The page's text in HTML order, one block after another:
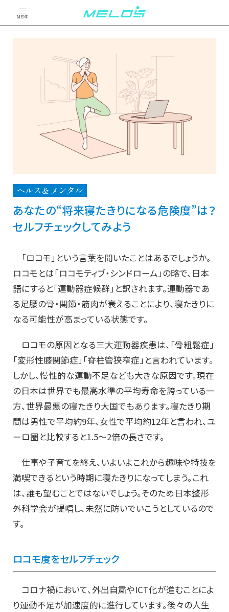
MENU
ヘルス＆メンタル
あなたの“将来寝たきりになる危険度”は？
セルフチェックしてみよう
「ロコモ」という言葉を聞いたことはあるでしょうか。
ロコモとは「ロコモティブ・シンドローム」の略で、日本
語にすると「運動器症候群」と訳されます。運動器であ
る足腰の骨・関節・筋肉が衰えることにより、寝たきりに
なる可能性が高まっている状態です。
ロコモの原因となる三大運動器疾患は、「骨粗鬆症」
「変形性膝関節症」「脊柱管狭窄症」と言われています。
しかし、慢性的な運動不足なども大きな原因です。現在
の日本は世界でも最高水準の平均寿命を誇っている一
方、世界最悪の寝たきり大国でもあります。寝たきり期
間は男性で平均約9年、女性で平均約12年と言われ、ユ
ーロ圏と比較すると1.5～2倍の長さです。
仕事や子育てを終え、いよいよこれから趣味や特技を
満喫できるという時期に寝たきりになってしまう。これ
は、誰も望むことではないでしょう。そのため日本整形
外科学会が提唱し、未然に防いでいこうとしているので
す。
ロコモ度をセルフチェック
コロナ禍において、外出自粛やICT化が進むことによ
り運動不足が加速度的に進行しています。後々の人生